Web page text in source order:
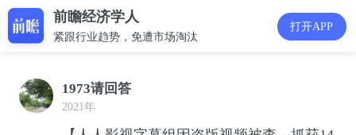
前瞻经济学人
紧跟行业趋势，免遭市场淘汰
打开APP
1973请回答
2021年